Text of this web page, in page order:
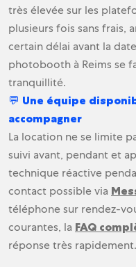
très élevée sur les
plusieurs fois sans frais,
certain délai avant la
photobooth à Reims se
tranquillité.
💬 Une équipe
accompagner
La location ne se limite
suivi avant, pendant et
technique réactive
contact possible via
téléphone sur rendez-
courantes, la FAQ
réponse très rapidement.